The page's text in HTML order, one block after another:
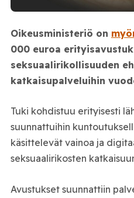
Oikeusministeriö on
000 euroa
seksuaalirikollisuuden
katkaisupalveluihin
Tuki kohdistuu erityisesti
suunnattuihin
käsittelevät vainoa ja
seksuaalirikosten
Avustukset suunnattiin